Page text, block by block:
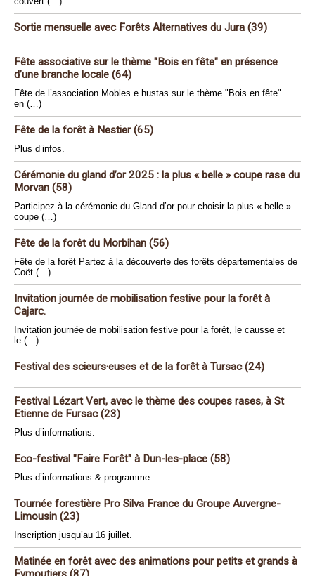
Sortie mensuelle avec Forêts Alternatives du Jura (39)
Fête associative sur le thème "Bois en fête" en présence
d’une branche locale (64)
Fête de l’association Mobles e hustas sur le thème "Bois en fête"
en (…)
Fête de la forêt à Nestier (65)
Plus d’infos.
Cérémonie du gland d’or 2025 : la plus « belle » coupe rase du
Morvan (58)
Participez à la cérémonie du Gland d’or pour choisir la plus « belle »
coupe (…)
Fête de la forêt du Morbihan (56)
Fête de la forêt Partez à la découverte des forêts départementales de
Coët (…)
Invitation journée de mobilisation festive pour la forêt à
Cajarc.
Invitation journée de mobilisation festive pour la forêt, le causse et
le (…)
Festival des scieurs·euses et de la forêt à Tursac (24)
Festival Lézart Vert, avec le thème des coupes rases, à St
Etienne de Fursac (23)
Plus d’informations.
Eco-festival "Faire Forêt" à Dun-les-place (58)
Plus d’informations & programme.
Tournée forestière Pro Silva France du Groupe Auvergne-
Limousin (23)
Inscription jusqu’au 16 juillet.
Matinée en forêt avec des animations pour petits et grands à